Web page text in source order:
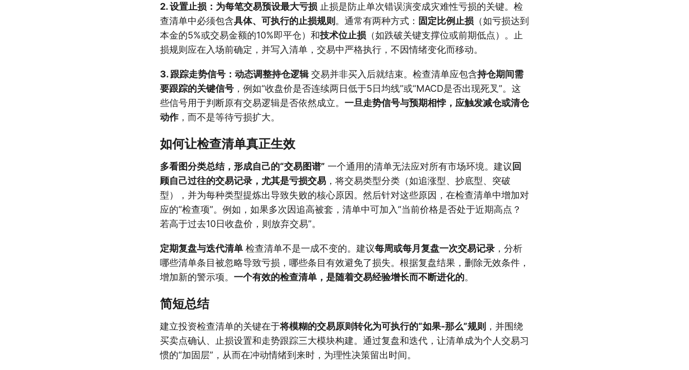
2. 设置止损：为每笔交易预设最大亏损 止损是防止单次错误演变成灾难性亏损的关键。检
查清单中必须包含具体、可执行的止损规则 。通常有两种方式： 固定比例止损 （如亏损达到
本金的5%或交易金额的10%即平仓）和技术位止损 （如跌破关键支撑位或前期低点）。止
损规则应在入场前确定，并写入清单，交易中严格执行，不因情绪变化而移动。
3. 跟踪走势信号：动态调整持仓逻辑交易并非买入后就结束。检查清单应包含持仓期间需
要跟踪的关键信号 ，例如“收盘价是否连续两日低于5日均线”或“MACD是否出现死叉”。这
些信号用于判断原有交易逻辑是否依然成立。 一旦走势信号与预期相悖，应触发减仓或清仓
动作，而不是等待亏损扩大。
如何让检查清单真正生效
多看图分类总结，形成自己的“交易图谱” 一个通用的清单无法应对所有市场环境。建议回
顾自己过往的交易记录，尤其是亏损交易 ，将交易类型分类（如追涨型、抄底型、突破
型），并为每种类型提炼出导致失败的核心原因。然后针对这些原因，在检查清单中增加对
应的“检查项”。例如，如果多次因追高被套，清单中可加入“当前价格是否处于近期高点？
若高于过去10日收盘价，则放弃交易”。
定期复盘与迭代清单 检查清单不是一成不变的。建议每周或每月复盘一次交易记录 ，分析
哪些清单条目被忽略导致亏损，哪些条目有效避免了损失。根据复盘结果，删除无效条件，
增加新的警示项。 一个有效的检查清单，是随着交易经验增长而不断进化的。
简短总结
建立投资检查清单的关键在于将模糊的交易原则转化为可执行的“如果-那么”规则 ，并围绕
买卖点确认、止损设置和走势跟踪三大模块构建。通过复盘和迭代，让清单成为个人交易习
惯的“加固层”，从而在冲动情绪到来时，为理性决策留出时间。